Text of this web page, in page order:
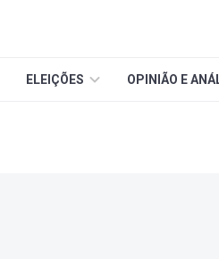
ELEIÇÕES OPINIÃO E